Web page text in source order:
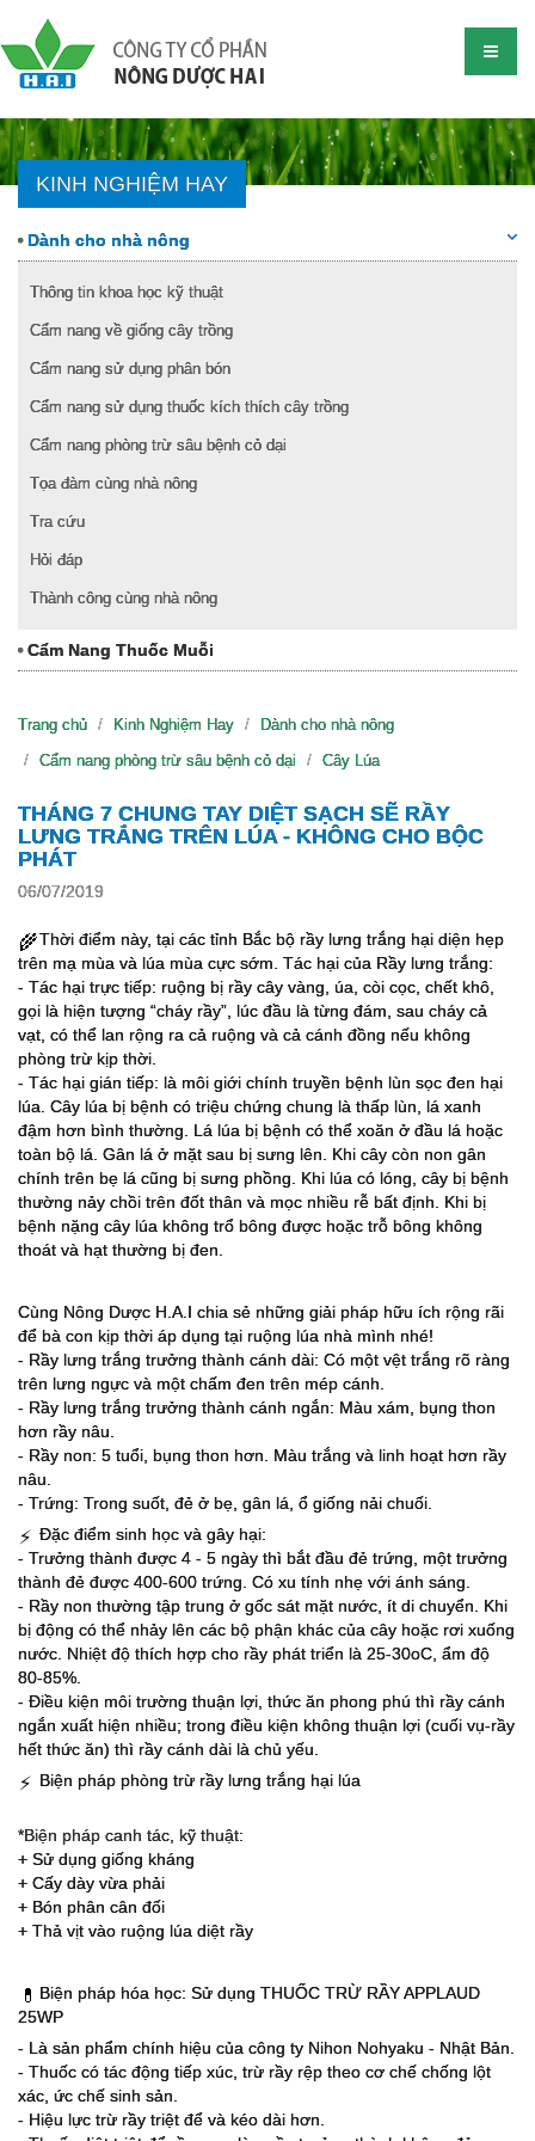
KINH NGHIỆM HAY
Dành cho nhà nông
Thông tin khoa học kỹ thuật
Cẩm nang về giống cây trồng
Cẩm nang sử dụng phân bón
Cẩm nang sử dụng thuốc kích thích cây trồng
Cẩm nang phòng trừ sâu bệnh cỏ dại
Tọa đàm cùng nhà nông
Tra cứu
Hỏi đáp
Thành công cùng nhà nông
Cẩm Nang Thuốc Muỗi
Trang chủ Kinh Nghiệm Hay
Dành cho nhà nông
Cẩm nang phòng trừ sâu bệnh cỏ dại
Cây Lúa
THÁNG 7 CHUNG TAY DIỆT SẠCH SẼ RẦY
LƯNG TRẮNG TRÊN LÚA - KHÔNG CHO BỘC
PHÁT
06/07/2019
🌾Thời điểm này, tại các tỉnh Bắc bộ rầy lưng trắng hại diện hẹp
trên mạ mùa và lúa mùa cực sớm. Tác hại của Rầy lưng trắng:
- Tác hại trực tiếp: ruộng bị rầy cây vàng, úa, còi cọc, chết khô,
gọi là hiện tượng “cháy rầy”, lúc đầu là từng đám, sau cháy cả
vạt, có thể lan rộng ra cả ruộng và cả cánh đồng nếu không
phòng trừ kịp thời.
- Tác hại gián tiếp: là môi giới chính truyền bệnh lùn sọc đen hại
lúa. Cây lúa bị bệnh có triệu chứng chung là thấp lùn, lá xanh
đậm hơn bình thường. Lá lúa bị bệnh có thể xoăn ở đầu lá hoặc
toàn bộ lá. Gân lá ở mặt sau bị sưng lên. Khi cây còn non gân
chính trên bẹ lá cũng bị sưng phồng. Khi lúa có lóng, cây bị bệnh
thường nảy chồi trên đốt thân và mọc nhiều rễ bất định. Khi bị
bệnh nặng cây lúa không trổ bông được hoặc trỗ bông không
thoát và hạt thường bị đen.
Cùng Nông Dược H.A.I chia sẻ những giải pháp hữu ích rộng rãi
để bà con kịp thời áp dụng tại ruộng lúa nhà mình nhé!
- Rầy lưng trắng trưởng thành cánh dài: Có một vệt trắng rõ ràng
trên lưng ngực và một chấm đen trên mép cánh.
- Rầy lưng trắng trưởng thành cánh ngắn: Màu xám, bụng thon
hơn rầy nâu.
- Rầy non: 5 tuổi, bụng thon hơn. Màu trắng và linh hoạt hơn rầy
nâu.
- Trứng: Trong suốt, đẻ ở bẹ, gân lá, ổ giống nải chuối.
⚡ Đặc điểm sinh học và gây hại:
- Trưởng thành được 4 - 5 ngày thì bắt đầu đẻ trứng, một trưởng
thành đẻ được 400-600 trứng. Có xu tính nhẹ với ánh sáng.
- Rầy non thường tập trung ở gốc sát mặt nước, ít di chuyển. Khi
bị động có thể nhảy lên các bộ phận khác của cây hoặc rơi xuống
nước. Nhiệt độ thích hợp cho rầy phát triển là 25-30oC, ẩm độ
80-85%.
- Điều kiện môi trường thuận lợi, thức ăn phong phú thì rầy cánh
ngắn xuất hiện nhiều; trong điều kiện không thuận lợi (cuối vụ-rầy
hết thức ăn) thì rầy cánh dài là chủ yếu.
⚡ Biện pháp phòng trừ rầy lưng trắng hại lúa
*Biện pháp canh tác, kỹ thuật:
+ Sử dụng giống kháng
+ Cấy dày vừa phải
+ Bón phân cân đối
+ Thả vịt vào ruộng lúa diệt rầy
💊 Biện pháp hóa học: Sử dụng THUỐC TRỪ RẦY APPLAUD
25WP
- Là sản phẩm chính hiệu của công ty Nihon Nohyaku - Nhật Bản.
- Thuốc có tác động tiếp xúc, trừ rầy rệp theo cơ chế chống lột
xác, ức chế sinh sản.
- Hiệu lực trừ rầy triệt để và kéo dài hơn.